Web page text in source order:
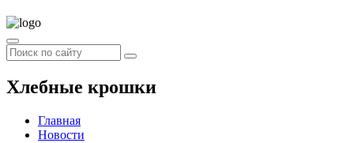
Хлебные крошки
Главная
Новости